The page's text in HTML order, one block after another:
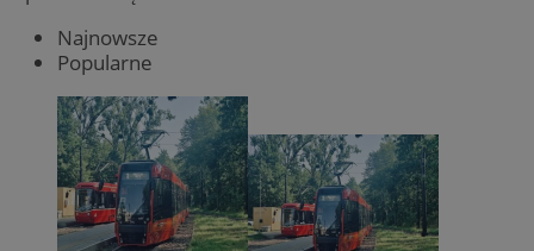
Najnowsze
Popularne